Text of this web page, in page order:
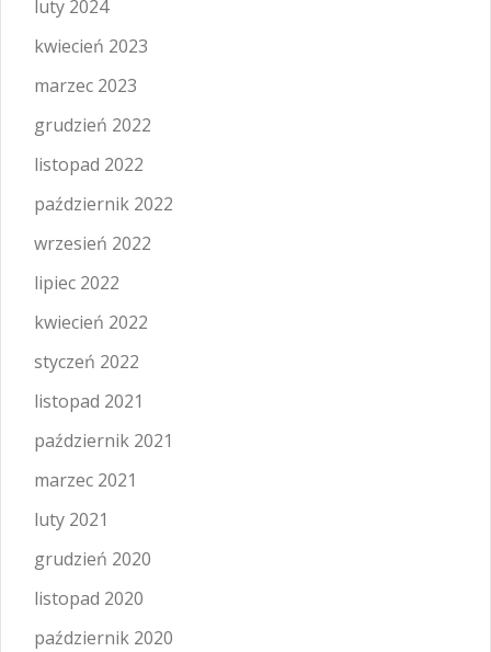
luty 2024
kwiecień 2023
marzec 2023
grudzień 2022
listopad 2022
październik 2022
wrzesień 2022
lipiec 2022
kwiecień 2022
styczeń 2022
listopad 2021
październik 2021
marzec 2021
luty 2021
grudzień 2020
listopad 2020
październik 2020